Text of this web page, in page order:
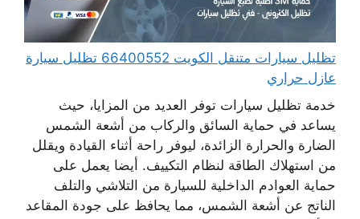
تظليل سيارات متنقل الكويت 66400552 تظليل سيارة
عازل حراري
خدمة تظليل سيارات توفر العديد من المزايا، حيث
يساعد في حماية السائق والركاب من أشعة الشمس
الضارة والحرارة الزائدة، ليوفر راحة أثناء القيادة ويقلل
من استهلاك الطاقة لنظام التكييف. أيضا يعمل على
حماية العوادم الداخلية للسيارة من التلاشي والتلف
الناتج عن أشعة الشمس، مما يحافظ على جودة المقاعد